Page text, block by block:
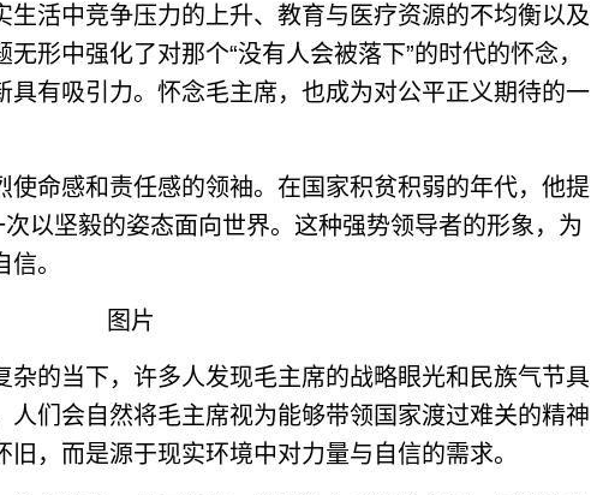
活中竞争压力的上升、教育与医疗资源的不均衡以及
形中强化了对那个“没有人会被落下”的时代的怀念，
具有吸引力。怀念毛主席，也成为对公平正义期待的一
命感和责任感的领袖。在国家积贫积弱的年代，他提
以坚毅的姿态面向世界。这种强势领导者的形象，为
。
的当下，许多人发现毛主席的战略眼光和民族气节具
人们会自然将毛主席视为能够带领国家渡过难关的精神
，而是源于现实环境中对力量与自信的需求。